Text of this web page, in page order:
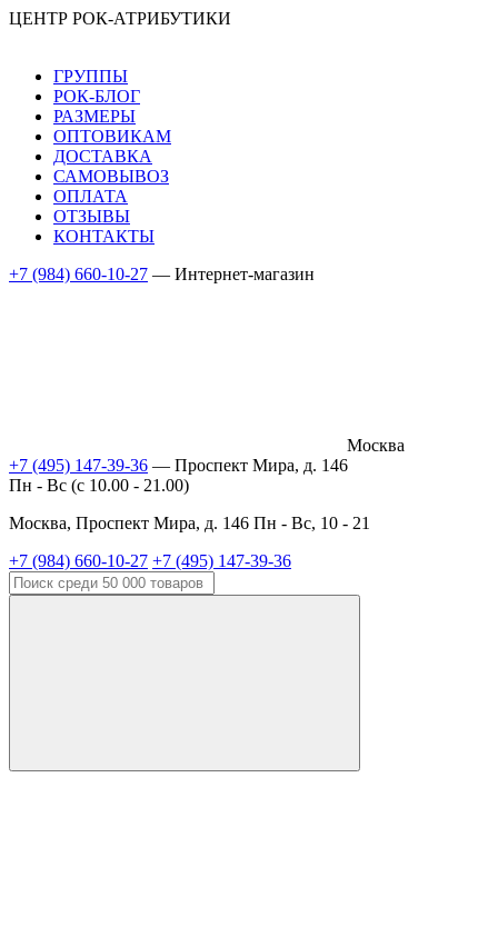
ЦЕНТР РОК-АТРИБУТИКИ
ГРУППЫ
РОК-БЛОГ
РАЗМЕРЫ
ОПТОВИКАМ
ДОСТАВКА
САМОВЫВОЗ
ОПЛАТА
ОТЗЫВЫ
КОНТАКТЫ
+7 (984) 660-10-27 — Интернет-магазин
Москва
+7 (495) 147-39-36 — Проспект Мира, д. 146
Пн - Вс (c 10.00 - 21.00)
Москва, Проспект Мира, д. 146 Пн - Вс, 10 - 21
+7 (984) 660-10-27 +7 (495) 147-39-36